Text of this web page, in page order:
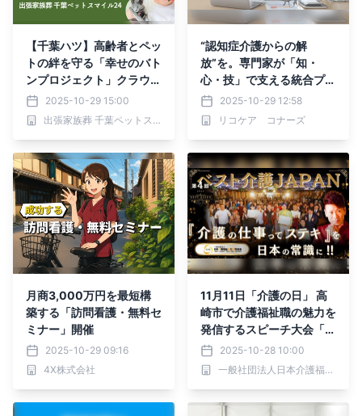
【千葉ハツ】高齢者とペッ
トの絆を守る「幸せのバト
ンプロジェクト」クラウド
ファンディング実施中
2025-10-29 15:00
出張家族葬 千葉ペットスマイル24
“認知症介護からの解
放”を。専門家が「知・
心・技」で支える統合プラ
ットフォーム「Konnors.
net」提供開始
2025-10-29 12:58
リコケア コナーズ
月商3,000万円を最短構
築する「訪問看護・無料セ
ミナー」開催
2025-10-29 09:16
4X株式会社
11月11日「介護の日」 高
崎市で介護福祉職の魅力を
発信するスピーチ大会「第
4回 ベスト介護JAPAN」
が開催
2025-10-28 10:00
一般社団法人日本介護福祉魅力研究協会